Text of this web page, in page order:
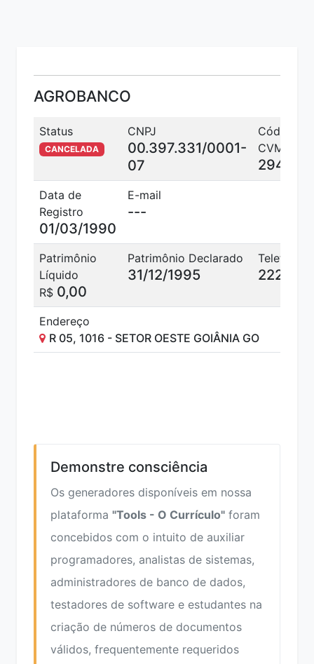
AGROBANCO
Status
CANCELADA
CNPJ
00.397.331/0001-
07
Código
CVM
2941
Data de
Registro
01/03/1990
E-mail
---
Patrimônio
Líquido
R$ 0,00
Patrimônio Declarado
31/12/1995
Telefone
22217
Endereço
R 05, 1016 - SETOR OESTE GOIÂNIA GO
Demonstre consciência
Os generadores disponíveis em nossa
plataforma "Tools - O Currículo" foram
concebidos com o intuito de auxiliar
programadores, analistas de sistemas,
administradores de banco de dados,
testadores de software e estudantes na
criação de números de documentos
válidos, frequentemente requeridos